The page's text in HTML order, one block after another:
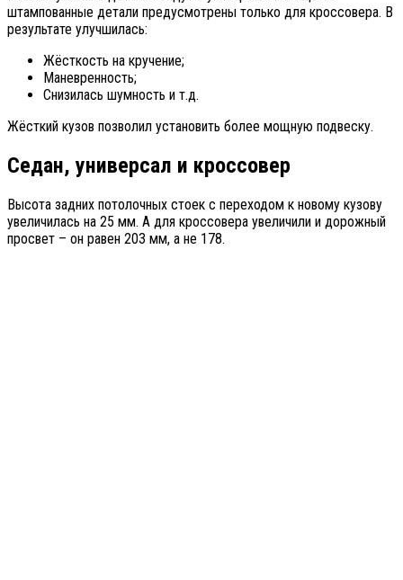
штампованные детали предусмотрены только для кроссовера. В
результате улучшилась:
Жёсткость на кручение;
Маневренность;
Снизилась шумность и т.д.
Жёсткий кузов позволил установить более мощную подвеску.
Седан, универсал и кроссовер
Высота задних потолочных стоек с переходом к новому кузову
увеличилась на 25 мм. А для кроссовера увеличили и дорожный
просвет – он равен 203 мм, а не 178.